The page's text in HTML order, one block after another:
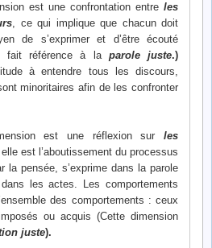
est une confrontation entre les
, ce qui implique que chacun doit
de s’exprimer et d’être écouté
fait référence à la parole juste.)
à entendre tous les discours,
minoritaires afin de les confronter
est une réflexion sur les
est l’aboutissement du processus
la pensée, s’exprime dans la parole
les actes. Les comportements
des comportements : ceux
ou acquis (Cette dimension
juste).